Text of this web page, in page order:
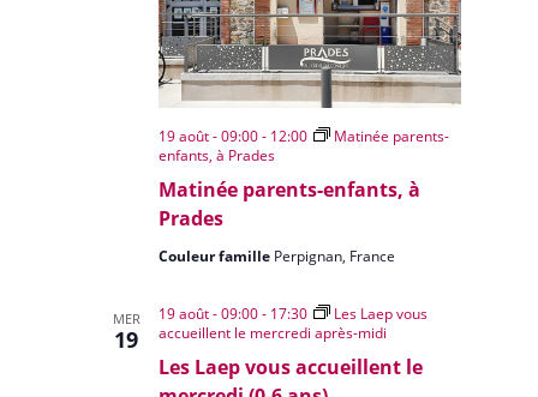
Matinée parents-enfants, à
Prades
19 août - 09:00- 12:00
Matinée parents-
enfants, à Prades
Couleur famille Perpignan, France
MER
19
Les Laep vous accueillent le
19 août - 09:00- 17:30
Les Laep vous
accueillent le mercredi après-midi